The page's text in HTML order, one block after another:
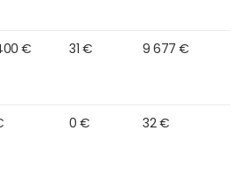
€ 31 € 9 677 €
0 € 32 €